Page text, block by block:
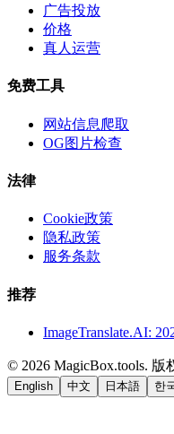
广告投放
价格
真人运营
免费工具
网站信息爬取
OG图片检查
法律
Cookie政策
隐私政策
服务条款
推荐
ImageTranslate.AI:
© 2026 MagicBox.tools. 版
English 中文 日本語 한